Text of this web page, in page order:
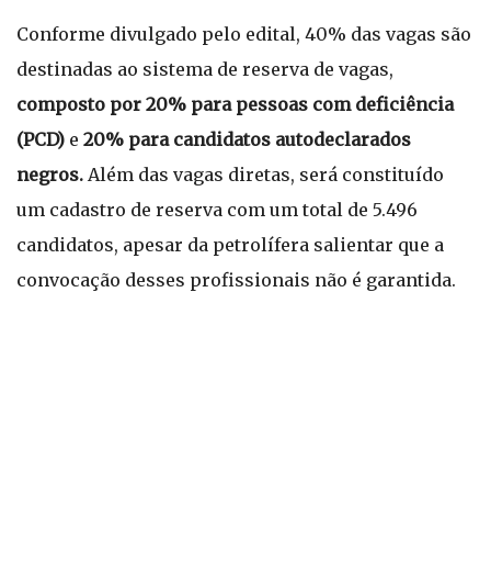
Conforme divulgado pelo edital, 40% das vagas são
destinadas ao sistema de reserva de vagas,
composto por 20% para pessoas com deficiência
(PCD) e 20% para candidatos autodeclarados
negros. Além das vagas diretas, será constituído
um cadastro de reserva com um total de 5.496
candidatos, apesar da petrolífera salientar que a
convocação desses profissionais não é garantida.